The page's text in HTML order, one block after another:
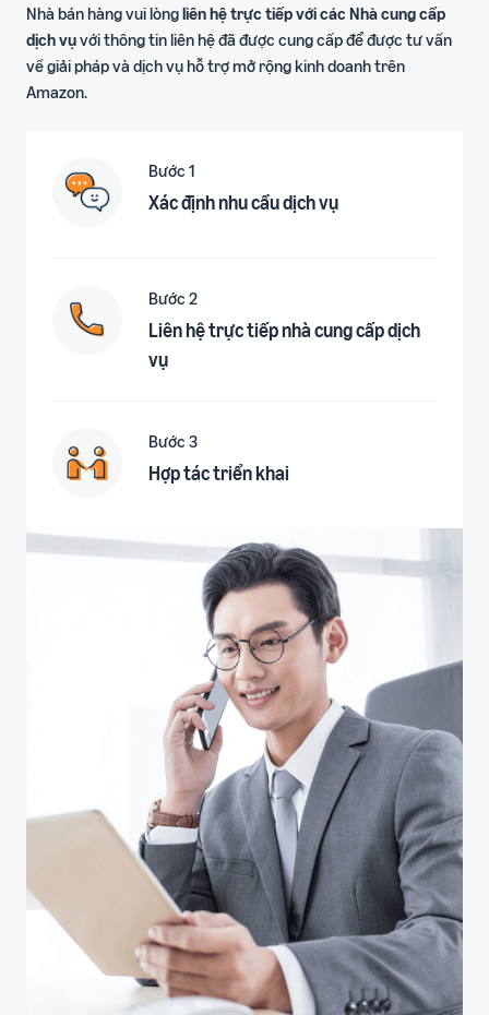
Nhà bán hàng vui lòngliên hệ trực tiếp với các Nhà cung cấp
dịch vụvới thông tin liên hệ đã được cung cấp để được tư vấn
về giải pháp và dịch vụ hỗ trợ mở rộng kinh doanh trên
Amazon.
Bước 1
Xác định nhu cầu dịch vụ
Bước 2
Liên hệ trực tiếp nhà cung cấp dịch
vụ
Bước 3
Hợp tác triển khai